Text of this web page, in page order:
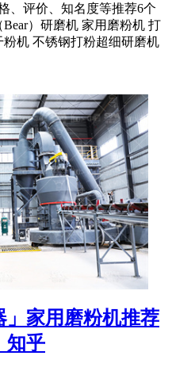
、评价、知名度等推荐6个
）研磨机 家用磨粉机 打
机 不锈钢打粉超细研磨机
」家用磨粉机推荐
知乎